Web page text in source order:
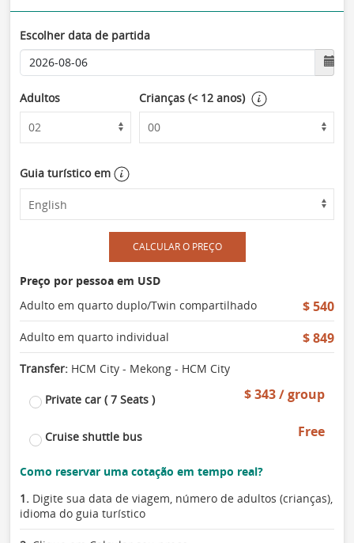
Escolher data de partida
Adultos Crianças (< 12 anos)
Guia turístico em
CALCULAR O PREÇO
Preço por pessoa em USD
Adulto em quarto duplo/Twin compartilhado
$ 540
Adulto em quarto individual $ 849
Transfer: HCM City - Mekong - HCM City
Private car ( 7 Seats ) $ 343 / group
Cruise shuttle bus Free
Como reservar uma cotação em tempo real?
1. Digite sua data de viagem, número de adultos (crianças),
idioma do guia turístico